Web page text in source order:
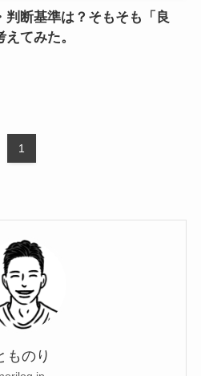
断基準は？そもそも「良
てみた。
1
ものり